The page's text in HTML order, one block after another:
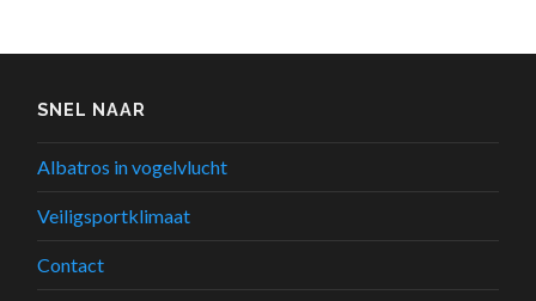
SNEL NAAR
Albatros in vogelvlucht
Veiligsportklimaat
Contact